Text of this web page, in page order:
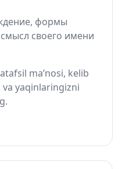
формы
своего имени
ma’nosi, kelib
va yaqinlaringizni